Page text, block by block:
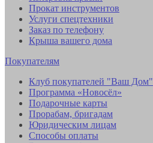
Прокат инструментов
Услуги спецтехники
Заказ по телефону
Крыша вашего дома
Покупателям
Клуб покупателей "Ваш Дом"
Программа «Новосёл»
Подарочные карты
Прорабам, бригадам
Юридическим лицам
Способы оплаты